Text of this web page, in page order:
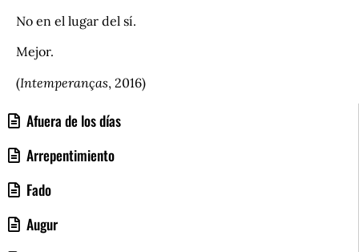
Afuera de los días
Arrepentimiento
Fado
Augur
No en el lugar del sí.
Mejor.
(Intemperanças, 2016)